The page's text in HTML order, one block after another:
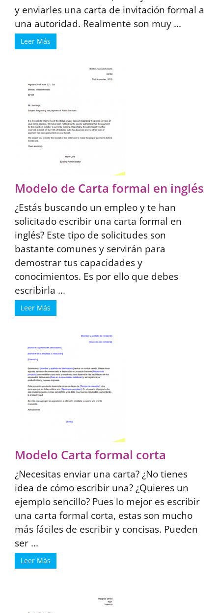
y enviarles una carta de invitación formal a
una autoridad. Realmente son muy ...
Leer Más
Modelo de Carta formal en inglés
¿Estás buscando un empleo y te han
solicitado escribir una carta formal en
inglés? Este tipo de solicitudes son
bastante comunes y servirán para
demostrar tus capacidades y
conocimientos. Es por ello que debes
escribirla ...
Leer Más
Modelo Carta formal corta
¿Necesitas enviar una carta? ¿No tienes
idea de cómo escribir una? ¿Quieres un
ejemplo sencillo? Pues lo mejor es escribir
una carta formal corta, estas son mucho
más fáciles de escribir y concisas. Pueden
ser ...
Leer Más